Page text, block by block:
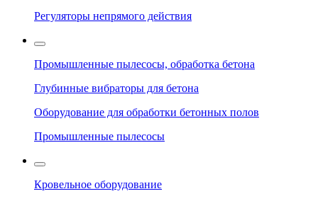
Регуляторы непрямого действия
Промышленные пылесосы, обработка бетона
Глубинные вибраторы для бетона
Оборудование для обработки бетонных полов
Промышленные пылесосы
Кровельное оборудование